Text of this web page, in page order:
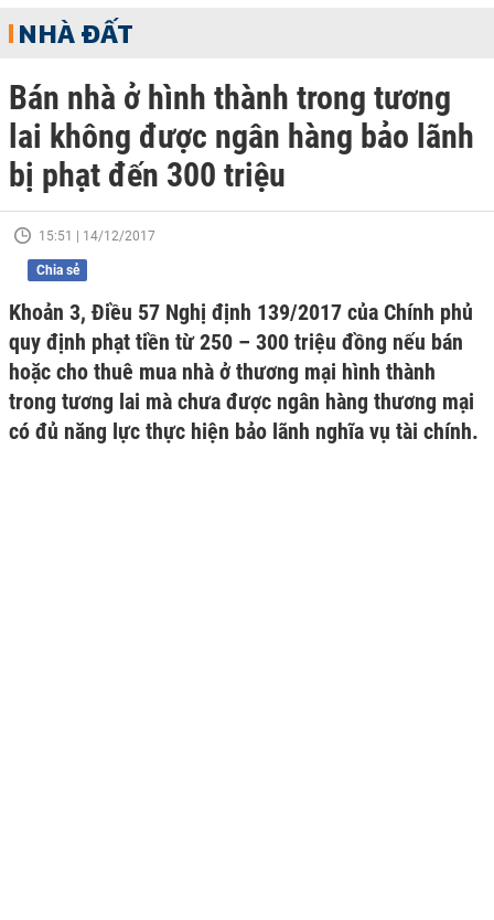
NHÀ ĐẤT
Bán nhà ở hình thành trong tương
lai không được ngân hàng bảo lãnh
bị phạt đến 300 triệu
15:51 | 14/12/2017
Chia sẻ
Khoản 3, Điều 57 Nghị định 139/2017 của Chính phủ
quy định phạt tiền từ 250 – 300 triệu đồng nếu bán
hoặc cho thuê mua nhà ở thương mại hình thành
trong tương lai mà chưa được ngân hàng thương mại
có đủ năng lực thực hiện bảo lãnh nghĩa vụ tài chính.